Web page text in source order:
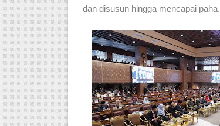
dan disusun hingga mencapai paha.